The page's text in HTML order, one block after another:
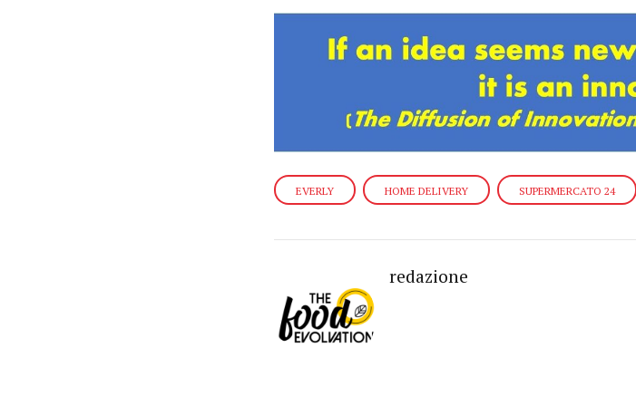
EVERLY HOME DELIVERY SUPERMERCATO 24
redazione